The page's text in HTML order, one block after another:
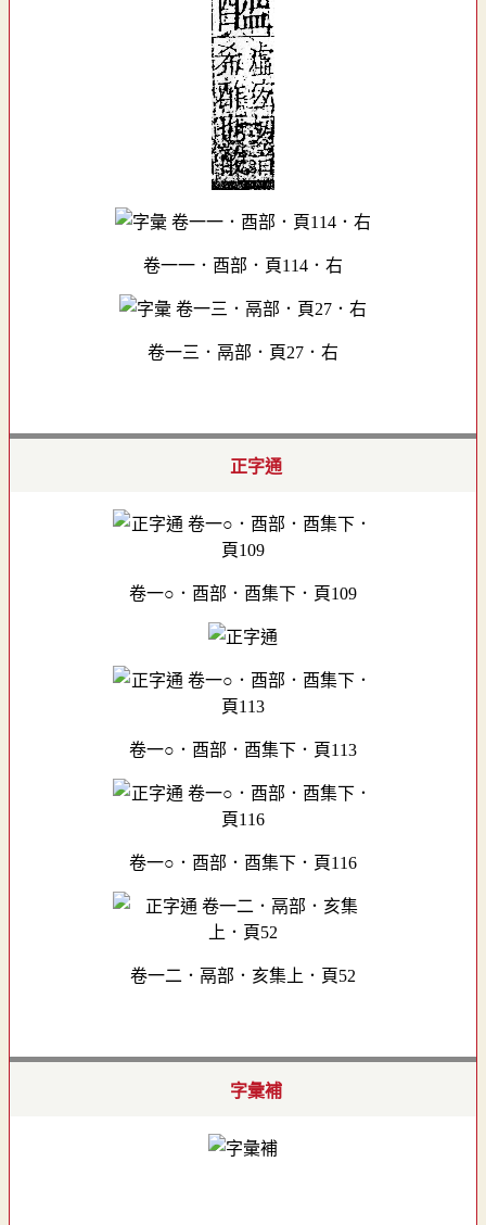
卷一一．酉部．頁114．右
卷一三．鬲部．頁27．右
正字通
卷一○．酉部．酉集下．頁109
卷一○．酉部．酉集下．頁113
卷一○．酉部．酉集下．頁116
卷一二．鬲部．亥集上．頁52
字彙補